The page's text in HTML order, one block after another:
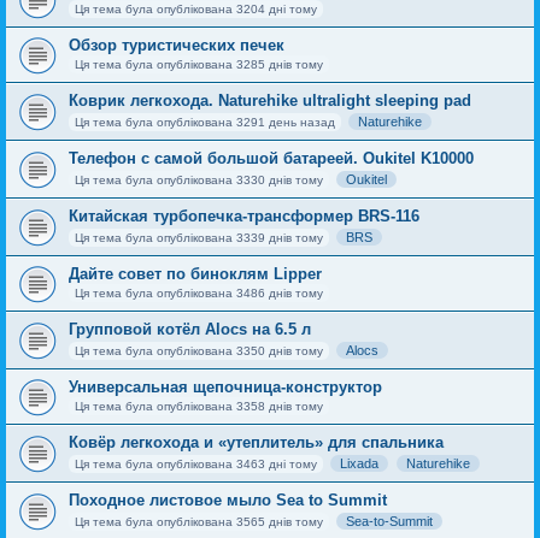
Ця тема була опублікована 3204 дні тому
Обзор туристических печек
Ця тема була опублікована 3285 днів тому
Коврик легкохода. Naturehike ultralight sleeping pad
Ця тема була опублікована 3291 день назад Naturehike
Телефон с самой большой батареей. Oukitel K10000
Ця тема була опублікована 3330 днів тому Oukitel
Китайская турбопечка-трансформер BRS-116
Ця тема була опублікована 3339 днів тому BRS
Дайте совет по биноклям Lipper
Ця тема була опублікована 3486 днів тому
Групповой котёл Alocs на 6.5 л
Ця тема була опублікована 3350 днів тому Alocs
Универсальная щепочница-конструктор
Ця тема була опублікована 3358 днів тому
Ковёр легкохода и «утеплитель» для спальника
Ця тема була опублікована 3463 дні тому Lixada Naturehike
Походное листовое мыло Sea to Summit
Ця тема була опублікована 3565 днів тому Sea-to-Summit